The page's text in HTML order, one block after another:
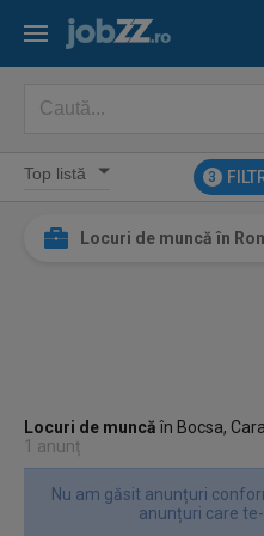
3
Locuri de muncă în
Locuri de muncăîn Bocsa,
1 anunț
Nu am găsit anunțuri
anunțuri care